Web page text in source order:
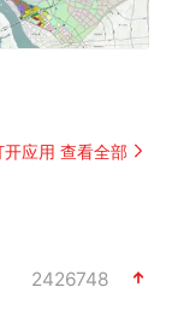
开应用 查看全部
2426748